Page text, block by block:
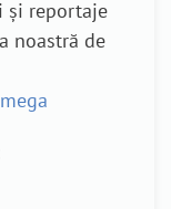
și reportaje
noastră de